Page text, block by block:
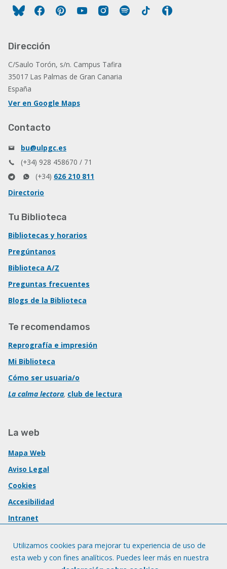
FacebookPinterestYouTubeInstagram
Spotify Tiktok
Dirección
C/Saulo Torón, s/n. Campus Tafira
35017 Las Palmas de Gran Canaria
España
Ver en Google Maps
Contacto
bu@ulpgc.es
(+34) 928 458670 / 71
(+34) 626 210 811
Directorio
Tu Biblioteca
Bibliotecas y horarios
Pregúntanos
Biblioteca A/Z
Preguntas frecuentes
Blogs de la Biblioteca
Te recomendamos
Reprografía e impresión
Mi Biblioteca
Cómo ser usuaria/o
La calma lectora, club de lectura
La web
Mapa Web
Aviso Legal
Cookies
Accesibilidad
Intranet
Utilizamos cookies para mejorar tu experiencia de uso de
esta web y con fines analíticos. Puedes leer más en nuestra